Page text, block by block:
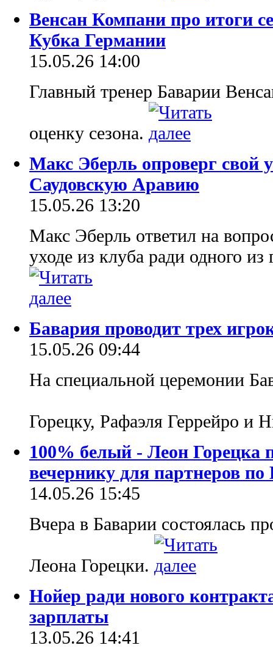
Венсан Компани про итоги
Кубка Германии
15.05.26 14:00
Главный тренер Баварии
оценку сезона.
Макс Эберль опроверг свой
Саудовскую Аравию
15.05.26 13:20
Макс Эберль ответил на
уходе из клуба ради одного
Бавария проводит трех
15.05.26 09:44
На специальной церемонии
Горецку, Рафаэля Геррейро и
100% белый - Леон Горецка
вечернику для партнеров по
14.05.26 15:45
Вчера в Баварии состоялась
Леона Горецки.
Нойер ради нового
зарплаты
13.05.26 14:41